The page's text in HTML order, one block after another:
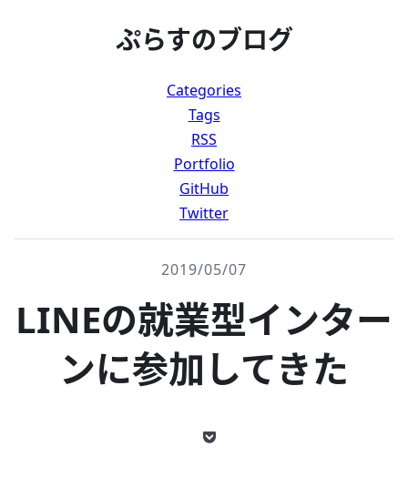
ぷらすのブログ
Categories
Tags
RSS
Portfolio
GitHub
Twitter
2019/05/07
LINEの就業型インター
ンに参加してきた